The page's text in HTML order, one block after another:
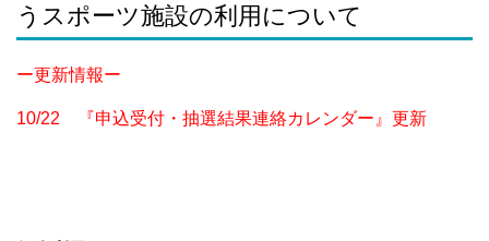
うスポーツ施設の利用について
ー更新情報ー
10/22 『申込受付・抽選結果連絡カレンダー』更新